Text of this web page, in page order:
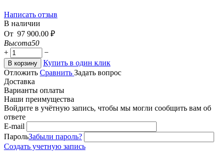
Написать отзыв
В наличии
От 97 900.00 ₽
Высота50
+
−
В корзину
Купить в один клик
Отложить Сравнить Задать вопрос
Доставка
Варианты оплаты
Наши преимущества
Войдите в учётную запись, чтобы мы могли сообщить вам об
ответе
E-mail
ПарольЗабыли пароль?
Создать учетную запись